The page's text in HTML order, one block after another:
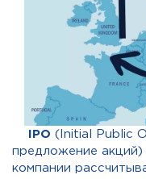
IPO (Initial Public
предложение
компании